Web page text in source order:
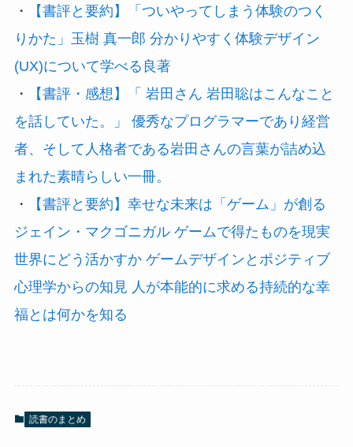
・
【書評と要約】「ついやってしまう体験のつく
りかた」玉樹 真一郎 分かりやすく体験デザイン
(UX)について学べる良著
・
【書評・感想】「 岩田さん 岩田聡はこんなこと
を話していた。」 優秀なプログラマーであり経営
者、そして人格者である岩田さんの言葉が詰め込
まれた素晴らしい一冊。
・
【書評と要約】幸せな未来は「ゲーム」が創る
ジェイン・マクゴニガル ゲームで得たものを現実
世界にどう活かすか ゲームデザインとポジティブ
心理学からの知見 人が本能的に求める持続的な幸
福とは何かを知る
読書のまとめ